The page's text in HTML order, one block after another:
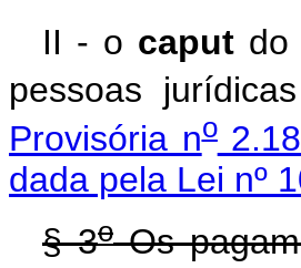
II - o caput do
pessoas
Provisória no
dada pela Lei nº
§ 3oOs